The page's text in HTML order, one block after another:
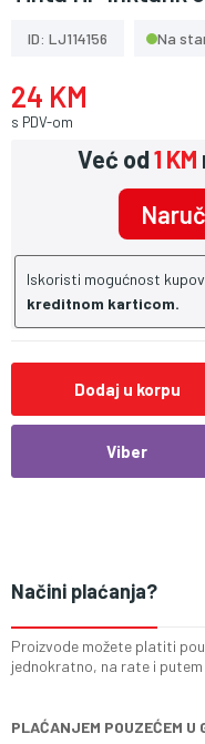
ID: LJ114156 Na
24 KM
s PDV-om
Već od1 KM
Iskoristi mogućnost
kreditnom karticom.
Dodaj u korpu
Viber
Načini plaćanja?
Proizvode možete platiti
jednokratno, na rate i
PLAĆANJEM POUZEĆEM U